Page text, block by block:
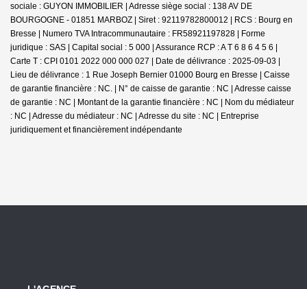
sociale : GUYON IMMOBILIER | Adresse siège social : 138 AV DE
BOURGOGNE - 01851 MARBOZ | Siret : 92119782800012 | RCS : Bourg en
Bresse | Numero TVA Intracommunautaire : FR58921197828 | Forme
juridique : SAS | Capital social : 5 000 | Assurance RCP : A T 6 8 6 4 5 6 |
Carte T : CPI 0101 2022 000 000 027 | Date de délivrance : 2025-09-03 |
Lieu de délivrance : 1 Rue Joseph Bernier 01000 Bourg en Bresse | Caisse
de garantie financière : NC. | N° de caisse de garantie : NC | Adresse caisse
de garantie : NC | Montant de la garantie financière : NC | Nom du médiateur
: NC | Adresse du médiateur : NC | Adresse du site : NC | Entreprise
juridiquement et financièrement indépendante